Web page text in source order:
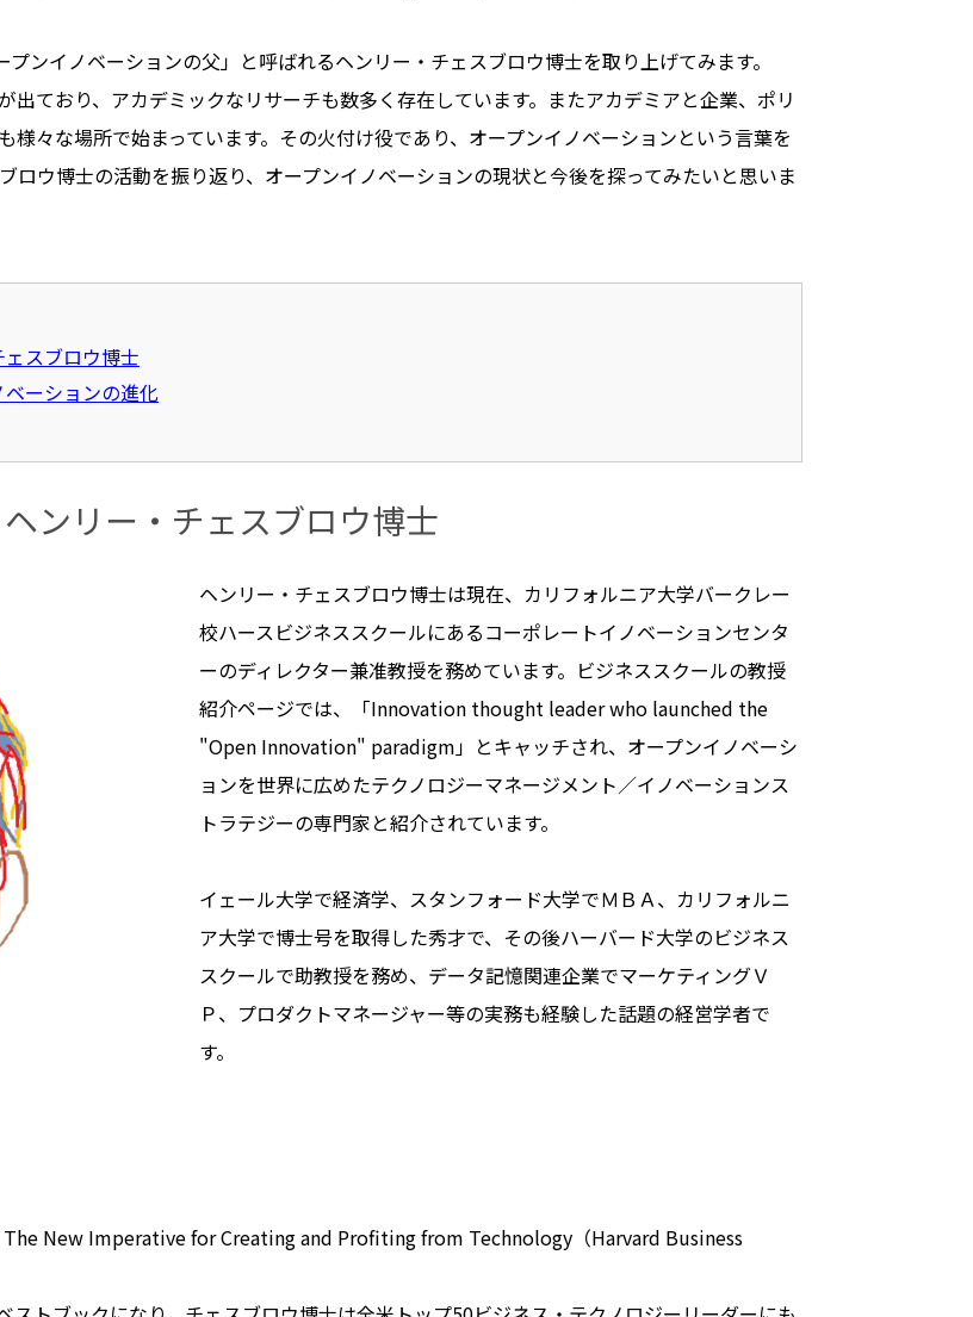
ンイノベーションの父」と呼ばれるヘンリー・チェスブロウ博士を取り上げてみます。
ており、アカデミックなリサーチも数多く存在しています。またアカデミアと企業、ポリ
々な場所で始まっています。その火付け役であり、オープンイノベーションという言葉を
ウ博士の活動を振り返り、オープンイノベーションの現状と今後を探ってみたいと思いま
スブロウ博士
ーションの進化
ンリー・チェスブロウ博士
ヘンリー・チェスブロウ博士は現在、カリフォルニア大学バークレー
校ハースビジネススクールにあるコーポレートイノベーションセンタ
ーのディレクター兼准教授を務めています。ビジネススクールの教授
紹介ページでは、「Innovation thought leader who launched the
"Open Innovation" paradigm」とキャッチされ、オープンイノベーシ
ョンを世界に広めたテクノロジーマネージメント／イノベーションス
トラテジーの専門家と紹介されています。
イェール大学で経済学、スタンフォード大学でＭＢＡ、カリフォルニ
ア大学で博士号を取得した秀才で、その後ハーバード大学のビジネス
スクールで助教授を務め、データ記憶関連企業でマーケティングＶ
Ｐ、プロダクトマネージャー等の実務も経験した話題の経営学者で
す。
New Imperative for Creating and Profiting from Technology（Harvard Business